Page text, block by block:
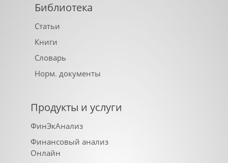
Библиотека
Статьи
Книги
Словарь
Норм. документы
Продукты и услуги
ФинЭкАнализ
Финансовый анализ
Онлайн